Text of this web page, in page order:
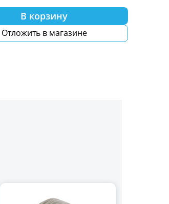
В корзину
Отложить в магазине